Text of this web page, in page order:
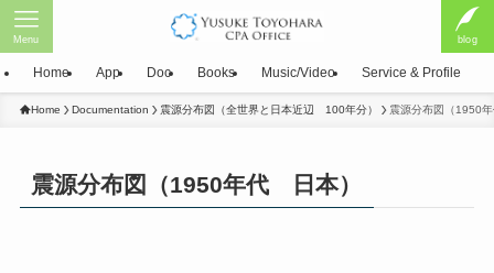
blog
Menu
Home App Doc Books Music/Video Service & Profile
Home Documentation 震源分布図（全世界と日本近辺 100年分） 震源分布図（1950
震源分布図（1950年代 日本）